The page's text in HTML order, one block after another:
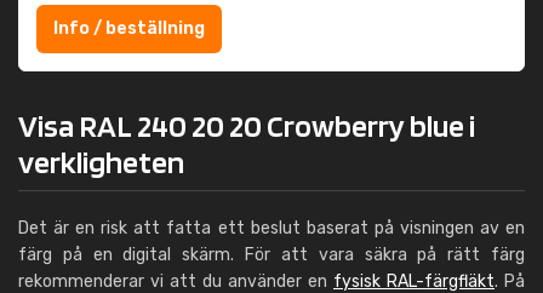
Info / beställning
Visa RAL 240 20 20 Crowberry blue i
verkligheten
Det är en risk att fatta ett beslut baserat på visningen av en
färg på en digital skärm. För att vara säkra på rätt färg
rekommenderar vi att du använder en fysisk RAL-färgfläkt. På